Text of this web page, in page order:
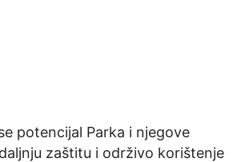
potencijal Parka i njegove
zaštitu i održivo korištenje